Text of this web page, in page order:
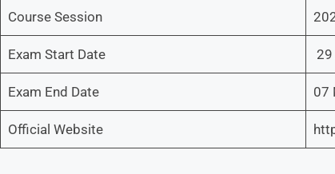
Course Session
Exam Start Date 29
Exam End Date 07
Official Website